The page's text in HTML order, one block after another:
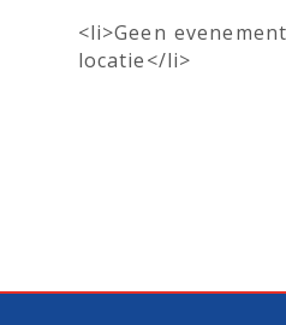
<li>Geen
locatie</li>